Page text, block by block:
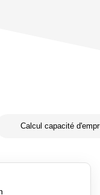
Calcul capacité